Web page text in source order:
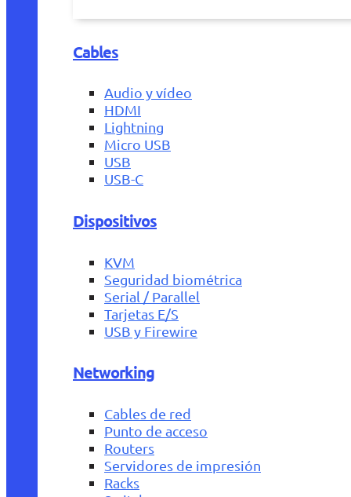
Cables
Audio y vídeo
HDMI
Lightning
Micro USB
USB
USB-C
Dispositivos
KVM
Seguridad biométrica
Serial / Parallel
Tarjetas E/S
USB y Firewire
Networking
Cables de red
Punto de acceso
Routers
Servidores de impresión
Racks